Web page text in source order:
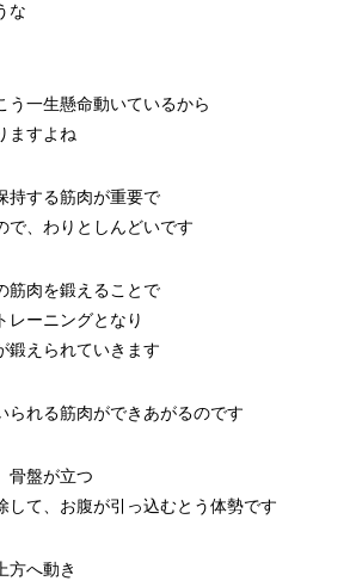
な
う一生懸命動いているから
ますよね
持する筋肉が重要で
で、わりとしんどいです
筋肉を鍛えることで
レーニングとなり
鍛えられていきます
れる筋肉ができあがるのです
骨盤が立つ
して、お腹が引っ込むとう体勢です
方へ動き